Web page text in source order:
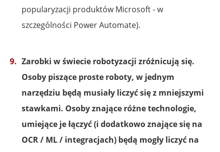
popularyzacji produktów Microsoft - w
szczególności Power Automate).
Zarobki w świecie robotyzacji zróżnicują się.
Osoby piszące proste roboty, w jednym
narzędziu będą musiały liczyć się z mniejszymi
stawkami. Osoby znające różne technologie,
umiejące je łączyć (i dodatkowo znające się na
OCR / ML / integracjach) będą mogły liczyć na